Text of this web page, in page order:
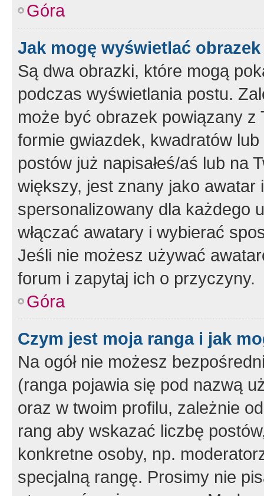
Góra
Jak mogę wyświetlać
Są dwa obrazki, które mogą
podczas wyświetlania postu.
może być obrazek powiązany z
formie gwiazdek, kwadratów
postów już napisałeś/aś lub na
większy, jest znany jako
spersonalizowany dla każdego
włączać awatary i wybierać
Jeśli nie możesz używać
forum i zapytaj ich o przyczyny.
Góra
Czym jest moja ranga i jak
Na ogół nie możesz
(ranga pojawia się pod nazwą
oraz w twoim profilu, zależnie
rang aby wskazać liczbę
konkretne osoby, np.
specjalną rangę. Prosimy nie